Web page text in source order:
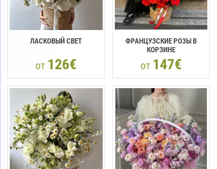
ЛАСКОВЫЙ СВЕТ
от 126€
ФРАНЦУЗСКИЕ РОЗЫ В
КОРЗИНЕ
от 147€